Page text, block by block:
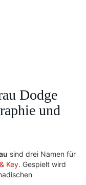
Dodge
und
sind drei Namen für
Key. Gespielt wird